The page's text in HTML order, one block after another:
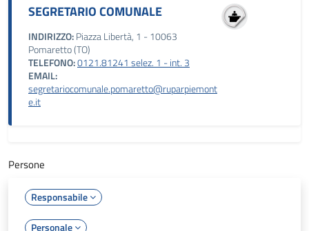
SEGRETARIO COMUNALE
INDIRIZZO:Piazza Libertà, 1 - 10063
Pomaretto (TO)
TELEFONO:0121.81241 selez. 1 - int. 3
EMAIL:
segretariocomunale.pomaretto@ruparpiemont
e.it
Persone
Responsabile
Personale